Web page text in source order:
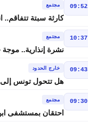
في شتنبر
09:52 مجتمع
كارثة سبتة
10:37 مجتمع
09:43 خارج الحدود
هل تتحول تونس إلى
في المغرب العربي
09:30 مجتمع
احتقان بمستشفى